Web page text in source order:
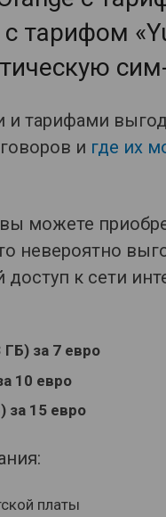
тарифом
и тарифами
и где их
можете
невероятно
к сети
за 7 евро
10 евро
за 15 евро
платы